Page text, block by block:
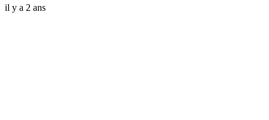
il y a 2 ans